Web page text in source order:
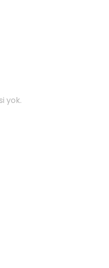
yok.